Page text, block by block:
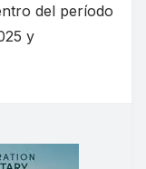
del período
y